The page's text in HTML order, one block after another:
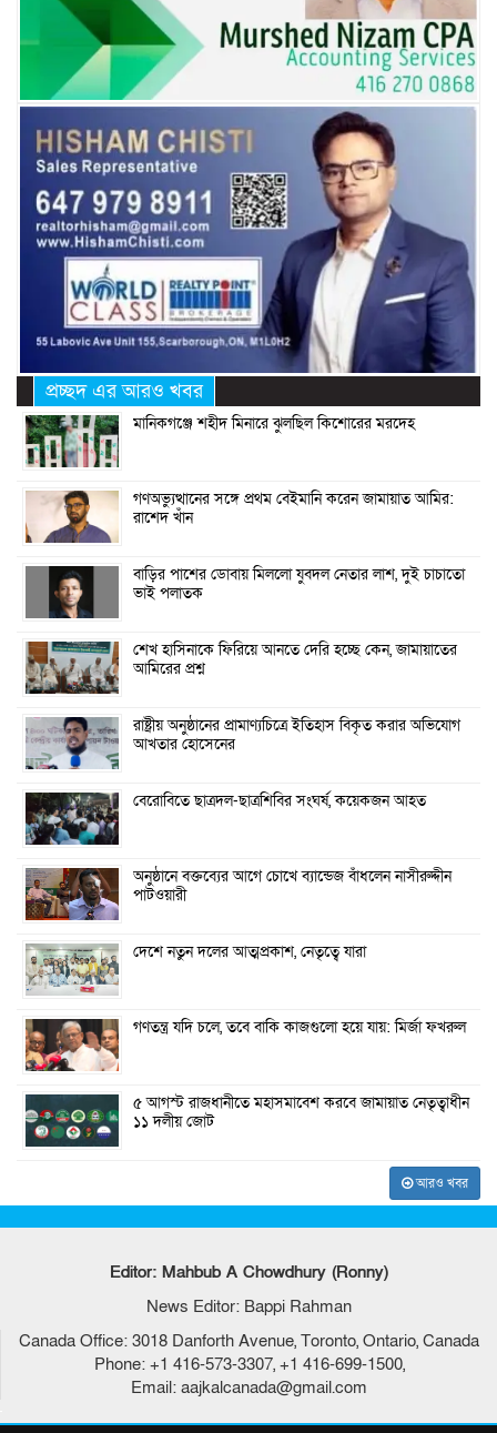
প্রচ্ছদ এর আরও খবর
মানিকগঞ্জে শহীদ মিনারে ঝুলছিল কিশোরের মরদেহ
গণঅভ্যুত্থানের সঙ্গে প্রথম বেইমানি করেন জামায়াত আমির:
রাশেদ খাঁন
বাড়ির পাশের ডোবায় মিললো যুবদল নেতার লাশ, দুই চাচাতো
ভাই পলাতক
শেখ হাসিনাকে ফিরিয়ে আনতে দেরি হচ্ছে কেন, জামায়াতের
আমিরের প্রশ্ন
রাষ্ট্রীয় অনুষ্ঠানের প্রামাণ্যচিত্রে ইতিহাস বিকৃত করার অভিযোগ
আখতার হোসেনের
বেরোবিতে ছাত্রদল-ছাত্রশিবির সংঘর্ষ, কয়েকজন আহত
অনুষ্ঠানে বক্তব্যের আগে চোখে ব্যান্ডেজ বাঁধলেন নাসীরুদ্দীন
পাটওয়ারী
দেশে নতুন দলের আত্মপ্রকাশ, নেতৃত্বে যারা
গণতন্ত্র যদি চলে, তবে বাকি কাজগুলো হয়ে যায়: মির্জা ফখরুল
৫ আগস্ট রাজধানীতে মহাসমাবেশ করবে জামায়াত নেতৃত্বাধীন
১১ দলীয় জোট
আরও খবর
Editor: Mahbub A Chowdhury (Ronny)
News Editor: Bappi Rahman
Canada Office: 3018 Danforth Avenue, Toronto, Ontario, Canada
Phone: +1 416-573-3307, +1 416-699-1500,
Email: aajkalcanada@gmail.com